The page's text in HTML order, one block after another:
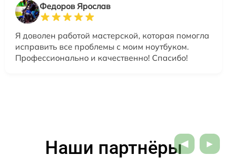
Федоров Ярослав
Я доволен работой мастерской, которая помогла
исправить все проблемы с моим ноутбуком.
Профессионально и качественно! Спасибо!
Наши партнёры